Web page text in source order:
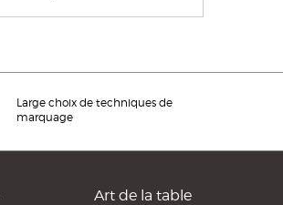
Large choix de techniques de
marquage
Art de la table